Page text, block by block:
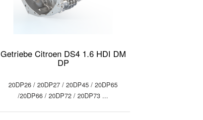
Getriebe Citroen DS4 1.6 HDI DM
DP
20DP26 / 20DP27 / 20DP45 / 20DP65
/20DP66 / 20DP72 / 20DP73 ...